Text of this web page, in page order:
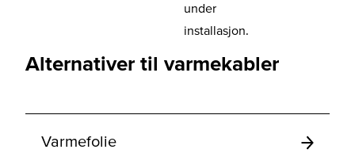
under
installasjon.
Alternativer til varmekabler
Varmefolie